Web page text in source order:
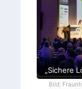
„Sichere
Bild: